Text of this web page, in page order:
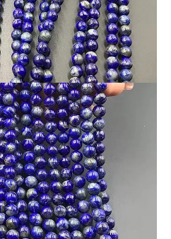
大量に仕入れました。
れてもらう事でこの値段を実現
きる圧倒的プライスです。
があります。
で出品します。
ットです。
部入っている場合がございま
を心がけていますが、モニター